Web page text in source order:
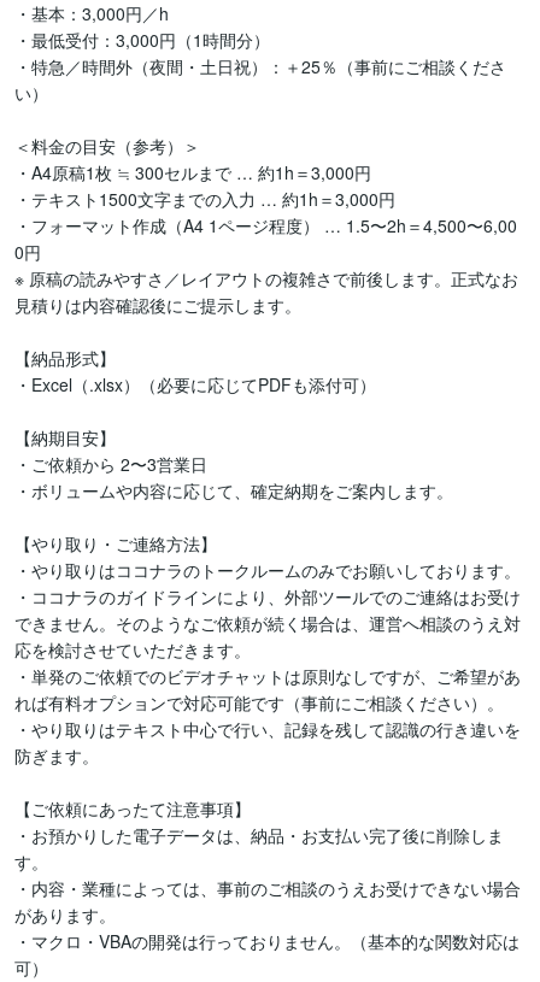
・基本：3,000円／h
・最低受付：3,000円（1時間分）
・特急／時間外（夜間・土日祝）：＋25％（事前にご相談くださ
い）
＜料金の目安（参考）＞
・A4原稿1枚 ≒ 300セルまで … 約1h＝3,000円
・テキスト1500文字までの入力 … 約1h＝3,000円
・フォーマット作成（A4 1ページ程度） … 1.5〜2h＝4,500〜6,00
0円
※ 原稿の読みやすさ／レイアウトの複雑さで前後します。正式なお
見積りは内容確認後にご提示します。
【納品形式】
・Excel（.xlsx）（必要に応じてPDFも添付可）
【納期目安】
・ご依頼から 2〜3営業日
・ボリュームや内容に応じて、確定納期をご案内します。
【やり取り・ご連絡方法】
・やり取りはココナラのトークルームのみでお願いしております。
・ココナラのガイドラインにより、外部ツールでのご連絡はお受け
できません。そのようなご依頼が続く場合は、運営へ相談のうえ対
応を検討させていただきます。
・単発のご依頼でのビデオチャットは原則なしですが、ご希望があ
れば有料オプションで対応可能です（事前にご相談ください）。
・やり取りはテキスト中心で行い、記録を残して認識の行き違いを
防ぎます。
【ご依頼にあったて注意事項】
・お預かりした電子データは、納品・お支払い完了後に削除しま
す。
・内容・業種によっては、事前のご相談のうえお受けできない場合
があります。
・マクロ・VBAの開発は行っておりません。（基本的な関数対応は
可）